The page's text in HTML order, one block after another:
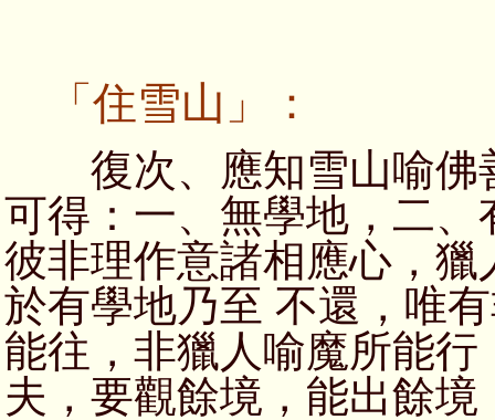
「住雪山」：
復次、應知雪山喻佛
可得：一、無學地，二
彼非理作意諸相應心，
於有學地乃至 不還，唯
能往，非獵人喻魔所能
夫，要觀餘境，能出餘